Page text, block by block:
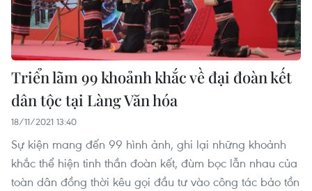
Triển lãm 99 khoảnh khắc về đại đoàn kết
dân tộc tại Làng Văn hóa
18/11/2021 13:40
Sự kiện mang đến 99 hình ảnh, ghi lại những khoảnh
khắc thể hiện tinh thần đoàn kết, đùm bọc lẫn nhau của
toàn dân đồng thời kêu gọi đầu tư vào công tác bảo tồn